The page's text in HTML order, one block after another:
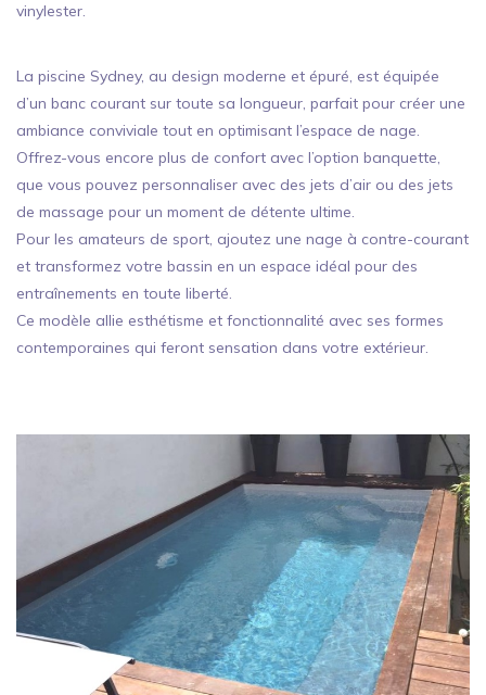
vinylester.
La piscine Sydney, au design moderne et épuré, est équipée
d’un banc courant sur toute sa longueur, parfait pour créer une
ambiance conviviale tout en optimisant l’espace de nage.
Offrez-vous encore plus de confort avec l’option banquette,
que vous pouvez personnaliser avec des jets d’air ou des jets
de massage pour un moment de détente ultime.
Pour les amateurs de sport, ajoutez une nage à contre-courant
et transformez votre bassin en un espace idéal pour des
entraînements en toute liberté.
Ce modèle allie esthétisme et fonctionnalité avec ses formes
contemporaines qui feront sensation dans votre extérieur.